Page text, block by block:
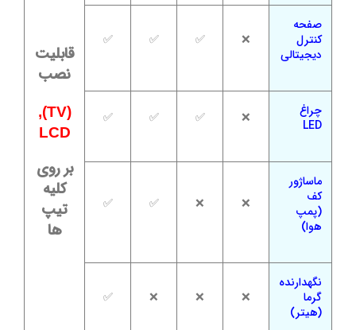
قابلیت
نصب
(TV),
LCD
بر روی
کلیه
تیپ
ها
صفحه
کنترل
دیجیتالی
❌
✅
✅
✅
چراغ
LED
❌
✅
✅
✅
ماساژور
کف
(پمپ
هوا)
❌
❌
✅
✅
نگهدارنده
گرما
(هیتر)
❌
❌
❌
✅